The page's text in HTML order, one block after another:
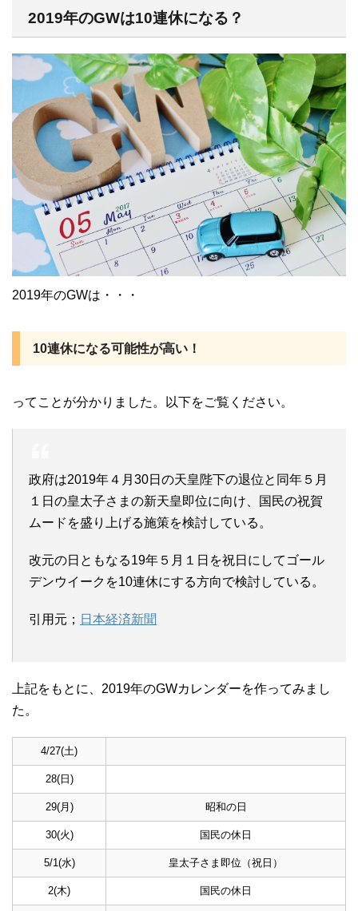
2019年のGWは10連休になる？
2019年のGWは・・・
10連休になる可能性が高い！
ってことが分かりました。以下をご覧ください。
政府は2019年４月30日の天皇陛下の退位と同年５月
１日の皇太子さまの新天皇即位に向け、国民の祝賀
ムードを盛り上げる施策を検討している。
改元の日ともなる19年５月１日を祝日にしてゴール
デンウイークを10連休にする方向で検討している。
引用元； 日本経済新聞
上記をもとに、2019年のGWカレンダーを作ってみまし
た。
4/27(土)
28(日)
29(月) 昭和の日
30(火) 国民の休日
5/1(水) 皇太子さま即位（祝日）
2(木) 国民の休日